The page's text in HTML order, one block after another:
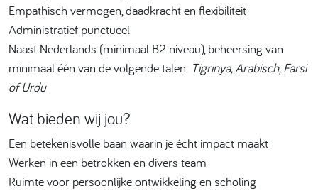
Empathisch vermogen, daadkracht en flexibiliteit
Administratief punctueel
Naast Nederlands (minimaal B2 niveau), beheersing van
minimaal één van de volgende talen: Tigrinya, Arabisch, Farsi
of Urdu
Wat bieden wij jou?
Een betekenisvolle baan waarin je écht impact maakt
Werken in een betrokken en divers team
Ruimte voor persoonlijke ontwikkeling en scholing